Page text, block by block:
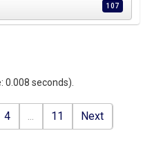
107
0.008 seconds).
4 ... 11 Next